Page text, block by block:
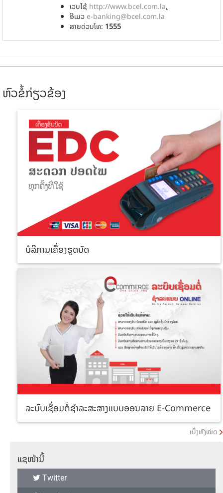
ເວບ​ໄຊ້ http://www.bcel.com.la,
ອີເມວe-banking@bcel.com.la
ສາຍດ່ວນໂທ: 1555
ຫົວຂໍ້ກ່ຽວຂ້ອງ
ບໍລິການເຄື່ອງຮູດບັດ
ລະບົບເຊື່ອມຕໍ່ຊຳລະສະສາງແບບອອນລາຍ E-Commerce
ເບິ່ງທັງໝົດ
ແຊໜ້ານີ້
Twitter